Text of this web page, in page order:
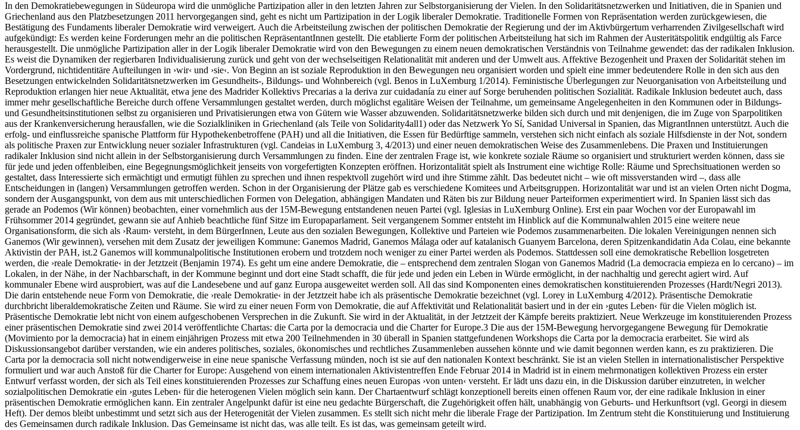
In den Demokratiebewegungen in Südeuropa wird die unmögliche Partizipation aller in den letzten Jahren zur Selbstorganisierung der Vielen. In den Solidaritätsnetzwerken und Initiativen, die in Spanien und
Griechenland aus den Platzbesetzungen 2011 hervorgegangen sind, geht es nicht um Partizipation in der Logik liberaler Demokratie. Traditionelle Formen von Repräsentation werden zurückgewiesen, die
Bestätigung des Fundaments liberaler Demokratie wird verweigert. Auch die Arbeitsteilung zwischen der politischen Demokratie der Regierung und der im Aktivbürgertum verharrenden Zivilgesellschaft wird
aufgekündigt: Es werden keine Forderungen mehr an die politischen RepräsentantInnen gestellt. Die etablierte Form der politischen Arbeitsteilung hat sich im Rahmen der Austeritätspolitik endgültig als Farce
herausgestellt. Die unmögliche Partizipation aller in der Logik liberaler Demokratie wird von den Bewegungen zu einem neuen demokratischen Verständnis von Teilnahme gewendet: das der radikalen Inklusion.
Es weist die Dynamiken der regierbaren Individualisierung zurück und geht von der wechselseitigen Relationalität mit anderen und der Umwelt aus. Affektive Bezogenheit und Praxen der Solidarität stehen im
Vordergrund, nichtidentitäre Aufteilungen in ›wir‹ und ›sie‹. Von Beginn an ist soziale Reproduktion in den Bewegungen neu organisiert worden und spielt eine immer bedeutendere Rolle in den sich aus den
Besetzungen entwickelnden Solidaritätsnetzwerken im Gesundheits-, Bildungs- und Wohnbereich (vgl. Benos in LuXemburg 1/2014). Feministische Überlegungen zur Neuorganisation von Arbeitsteilung und
Reproduktion erlangen hier neue Aktualität, etwa jene des Madrider Kollektivs Precarias a la deriva zur cuidadanía zu einer auf Sorge beruhenden politischen Sozialität. Radikale Inklusion bedeutet auch, dass
immer mehr gesellschaftliche Bereiche durch offene Versammlungen gestaltet werden, durch möglichst egalitäre Weisen der Teilnahme, um gemeinsame Angelegenheiten in den Kommunen oder in Bildungs-
und Gesundheitsinstitutionen selbst zu organisieren und Privatisierungen etwa von Gütern wie Wasser abzuwenden. Solidaritätsnetzwerke bilden sich durch und mit denjenigen, die im Zuge von Sparpolitiken
aus der Krankenversicherung herausfallen, wie die Sozialkliniken in Griechenland (als Teile von Solidarity4all1) oder das Netzwerk Yo Sí, Sanidad Universal in Spanien, das MigrantInnen unterstützt. Auch die
erfolg- und einflussreiche spanische Plattform für Hypothekenbetroffene (PAH) und all die Initiativen, die Essen für Bedürftige sammeln, verstehen sich nicht einfach als soziale Hilfsdienste in der Not, sondern
als politische Praxen zur Entwicklung neuer sozialer Infrastrukturen (vgl. Candeias in LuXemburg 3, 4/2013) und einer neuen demokratischen Weise des Zusammenlebens. Die Praxen und Instituierungen
radikaler Inklusion sind nicht allein in der Selbstorganisierung durch Versammlungen zu finden. Eine der zentralen Frage ist, wie konkrete soziale Räume so organisiert und strukturiert werden können, dass sie
für jede und jeden offenbleiben, eine Begegnungsmöglichkeit jenseits von vorgefertigten Konzepten eröffnen. Horizontalität spielt als Instrument eine wichtige Rolle: Räume und Sprechsituationen werden so
gestaltet, dass Interessierte sich ermächtigt und ermutigt fühlen zu sprechen und ihnen respektvoll zugehört wird und ihre Stimme zählt. Das bedeutet nicht – wie oft missverstanden wird –, dass alle
Entscheidungen in (langen) Versammlungen getroffen werden. Schon in der Organisierung der Plätze gab es verschiedene Komitees und Arbeitsgruppen. Horizontalität war und ist an vielen Orten nicht Dogma,
sondern der Ausgangspunkt, von dem aus mit unterschiedlichen Formen von Delegation, abhängigen Mandaten und Räten bis zur Bildung neuer Parteiformen experimentiert wird. In Spanien lässt sich das
gerade an Podemos (Wir können) beobachten, einer vornehmlich aus der 15M-Bewegung entstandenen neuen Partei (vgl. Iglesias in LuXemburg Online). Erst ein paar Wochen vor der Europawahl im
Frühsommer 2014 gegründet, gewann sie auf Anhieb beachtliche fünf Sitze im Europaparlament. Seit vergangenem Sommer entsteht im Hinblick auf die Kommunalwahlen 2015 eine weitere neue
Organisationsform, die sich als ›Raum‹ versteht, in dem BürgerInnen, Leute aus den sozialen Bewegungen, Kollektive und Parteien wie Podemos zusammenarbeiten. Die lokalen Vereinigungen nennen sich
Ganemos (Wir gewinnen), versehen mit dem Zusatz der jeweiligen Kommune: Ganemos Madrid, Ganemos Málaga oder auf katalanisch Guanyem Barcelona, deren Spitzenkandidatin Ada Colau, eine bekannte
Aktivistin der PAH, ist.2 Ganemos will kommunalpolitische Institutionen erobern und trotzdem noch weniger zu einer Partei werden als Podemos. Stattdessen soll eine demokratische Rebellion losgetreten
werden, die ›reale Demokratie‹ in der Jetztzeit (Benjamin 1974). Es geht um eine andere Demokratie, die – entsprechend dem zentralen Slogan von Ganemos Madrid (La democracia empieza en lo cercano) – im
Lokalen, in der Nähe, in der Nachbarschaft, in der Kommune beginnt und dort eine Stadt schafft, die für jede und jeden ein Leben in Würde ermöglicht, in der nachhaltig und gerecht agiert wird. Auf
kommunaler Ebene wird ausprobiert, was auf die Landesebene und auf ganz Europa ausgeweitet werden soll. All das sind Komponenten eines demokratischen konstituierenden Prozesses (Hardt/Negri 2013).
Die darin entstehende neue Form von Demokratie, die ›reale Demokratie‹ in der Jetztzeit habe ich als präsentische Demokratie bezeichnet (vgl. Lorey in LuXemburg 4/2012). Präsentische Demokratie
durchbricht liberaldemokratische Zeiten und Räume. Sie wird zu einer neuen Form von Demokratie, die auf Affektivität und Relationalität basiert und in der ein ›gutes Leben‹ für die Vielen möglich ist.
Präsentische Demokratie lebt nicht von einem aufgeschobenen Versprechen in die Zukunft. Sie wird in der Aktualität, in der Jetztzeit der Kämpfe bereits praktiziert. Neue Werkzeuge im konstituierenden Prozess
einer präsentischen Demokratie sind zwei 2014 veröffentlichte Chartas: die Carta por la democracia und die Charter for Europe.3 Die aus der 15M-Bewegung hervorgegangene Bewegung für Demokratie
(Movimiento por la democracia) hat in einem einjährigen Prozess mit etwa 200 Teilnehmenden in 30 überall in Spanien stattgefundenen Workshops die Carta por la democracia erarbeitet. Sie wird als
Diskussionsangebot darüber verstanden, wie ein anderes politisches, soziales, ökonomisches und rechtliches Zusammenleben aussehen könnte und wie damit begonnen werden kann, es zu praktizieren. Die
Carta por la democracia soll nicht notwendigerweise in eine neue spanische Verfassung münden, noch ist sie auf den nationalen Kontext beschränkt. Sie ist an vielen Stellen in internationalistischer Perspektive
formuliert und war auch Anstoß für die Charter for Europe: Ausgehend von einem internationalen Aktivistentreffen Ende Februar 2014 in Madrid ist in einem mehrmonatigen kollektiven Prozess ein erster
Entwurf verfasst worden, der sich als Teil eines konstituierenden Prozesses zur Schaffung eines neuen Europas ›von unten‹ versteht. Er lädt uns dazu ein, in die Diskussion darüber einzutreten, in welcher
sozialpolitischen Demokratie ein ›gutes Leben‹ für die heterogenen Vielen möglich sein kann. Der Chartaentwurf schlägt konzeptionell bereits einen offenen Raum vor, der eine radikale Inklusion in einer
präsentischen Demokratie ermöglichen kann. Ein zentraler Angelpunkt dafür ist eine neu gedachte Bürgerschaft, die Zugehörigkeit offen hält, unabhängig von Geburts- und Herkunftsort (vgl. Georgi in diesem
Heft). Der demos bleibt unbestimmt und setzt sich aus der Heterogenität der Vielen zusammen. Es stellt sich nicht mehr die liberale Frage der Partizipation. Im Zentrum steht die Konstituierung und Instituierung
des Gemeinsamen durch radikale Inklusion. Das Gemeinsame ist nicht das, was alle teilt. Es ist das, was gemeinsam geteilt wird.